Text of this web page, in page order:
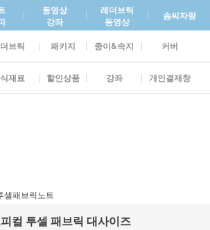
동영상
강좌
레더브릭
동영상
솜씨자랑
브릭 패키지 종이&속지 커버
재료 할인상품 강좌 개인결제창
셀패브릭노트
컬 투셀 패브릭 대사이즈